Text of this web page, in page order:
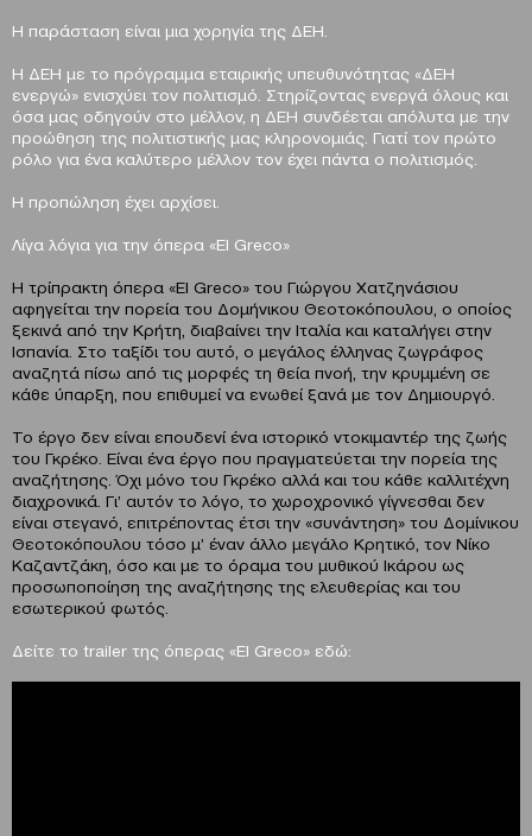
Η παράσταση είναι μια χορηγία της ΔΕΗ.
Η ΔΕΗ με το πρόγραμμα εταιρικής υπευθυνότητας «ΔΕΗ
ενεργώ» ενισχύει τον πολιτισμό. Στηρίζοντας ενεργά όλους και
όσα μας οδηγούν στο μέλλον, η ΔΕΗ συνδέεται απόλυτα με την
προώθηση της πολιτιστικής μας κληρονομιάς. Γιατί τον πρώτο
ρόλο για ένα καλύτερο μέλλον τον έχει πάντα ο πολιτισμός.
Η προπώληση έχει αρχίσει.
Λίγα λόγια για την όπερα «El Greco»
Η τρίπρακτη όπερα «El Greco» του Γιώργου Χατζηνάσιου
αφηγείται την πορεία του Δομήνικου Θεοτοκόπουλου, ο οποίος
ξεκινά από την Κρήτη, διαβαίνει την Ιταλία και καταλήγει στην
Ισπανία. Στο ταξίδι του αυτό, ο μεγάλος έλληνας ζωγράφος
αναζητά πίσω από τις μορφές τη θεία πνοή, την κρυμμένη σε
κάθε ύπαρξη, που επιθυμεί να ενωθεί ξανά με τον Δημιουργό.
Το έργο δεν είναι επουδενί ένα ιστορικό ντοκιμαντέρ της ζωής
του Γκρέκο. Είναι ένα έργο που πραγματεύεται την πορεία της
αναζήτησης. Όχι μόνο του Γκρέκο αλλά και του κάθε καλλιτέχνη
διαχρονικά. Γι’ αυτόν το λόγο, το χωροχρονικό γίγνεσθαι δεν
είναι στεγανό, επιτρέποντας έτσι την «συνάντηση» του Δομίνικου
Θεοτοκόπουλου τόσο μ’ έναν άλλο μεγάλο Κρητικό, τον Νίκο
Καζαντζάκη, όσο και με το όραμα του μυθικού Ικάρου ως
προσωποποίηση της αναζήτησης της ελευθερίας και του
εσωτερικού φωτός.
Δείτε το trailer της όπερας «El Greco» εδώ: